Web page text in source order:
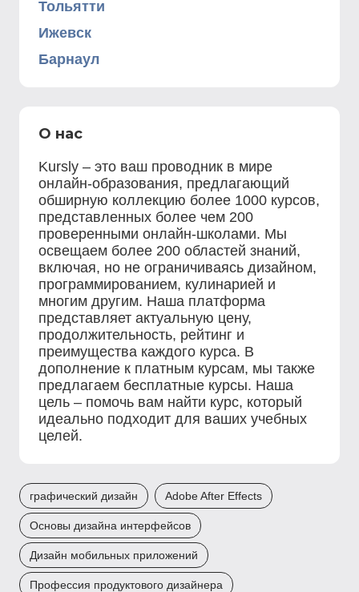
Тольятти
Ижевск
Барнаул
О нас
Kursly – это ваш проводник в мире
онлайн-образования, предлагающий
обширную коллекцию более 1000 курсов,
представленных более чем 200
проверенными онлайн-школами. Мы
освещаем более 200 областей знаний,
включая, но не ограничиваясь дизайном,
программированием, кулинарией и
многим другим. Наша платформа
представляет актуальную цену,
продолжительность, рейтинг и
преимущества каждого курса. В
дополнение к платным курсам, мы также
предлагаем бесплатные курсы. Наша
цель – помочь вам найти курс, который
идеально подходит для ваших учебных
целей.
графический дизайн Adobe After Effects
Основы дизайна интерфейсов
Дизайн мобильных приложений
Профессия продуктового дизайнера